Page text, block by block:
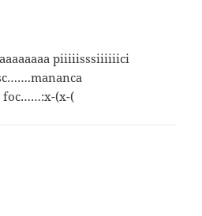
piiiiisssiiiiiici
(x-(